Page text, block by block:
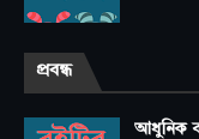
প্রবন্ধ
আধুনিক